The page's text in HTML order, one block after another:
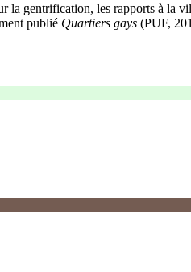
la gentrification, les rapports à la
publié Quartiers gays (PUF,